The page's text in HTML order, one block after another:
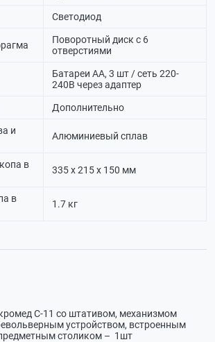
Светодиод
Поворотный диск с 6
отверстиями
Батареи АА, 3 шт / сеть 220-
240В через адаптер
Дополнительно
и
Алюминиевый сплав
в
335 х 215 х 150 мм
в
1.7 кг
С-11 со штативом, механизмом
устройством, встроенным
столиком – 1шт